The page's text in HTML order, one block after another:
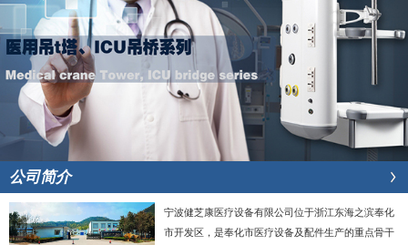
公司简介
宁波健芝康医疗设备有限公司位于浙江东海之滨奉化
市开发区，是奉化市医疗设备及配件生产的重点骨干